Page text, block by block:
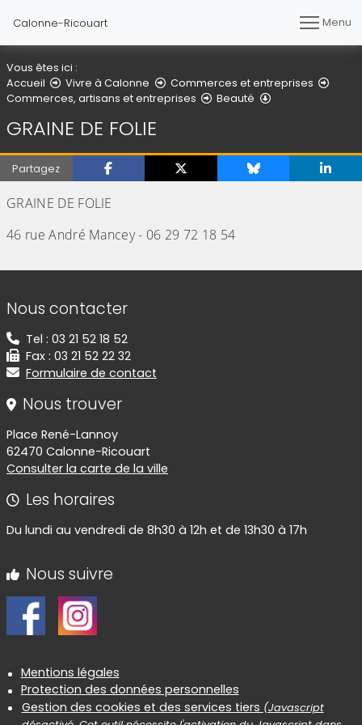
Calonne-Ricouart Menu
Vous êtes ici :
Accueil
Vivre à Calonne
Commerces et entreprises
Commerces, artisans et entreprises
Beauté
GRAINE DE FOLIE
Partagez
GRAINE DE FOLIE
46 rue André Mancey - 06 29 72 18 54
Informations de contact
Nous contacter
Tel : 03 21 52 18 52
Fax : 03 21 52 22 32
Formulaire de contact
Nous trouver
Place René-Lannoy
62470 Calonne-Ricouart
Consulter la carte de la ville
Les horaires
Du lundi au vendredi de 8h30 à 12h et de 13h30 à 17h
Nous suivre
Informations réglementaires
Mentions légales
Protection des données personnelles
Gestion des cookies et des services tiers (Javascript